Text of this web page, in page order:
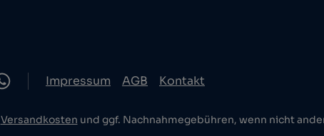
Impressum AGB Kontakt
Versandkosten und ggf. Nachnahmegebühren, wenn nicht